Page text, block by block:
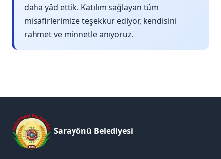
daha yâd ettik. Katılım sağlayan tüm
misafirlerimize teşekkür ediyor, kendisini
rahmet ve minnetle anıyoruz.
Sarayönü Belediyesi